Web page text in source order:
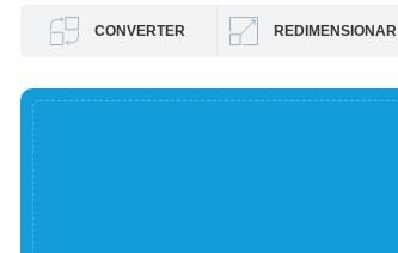
CONVERTER REDIMENSIONAR